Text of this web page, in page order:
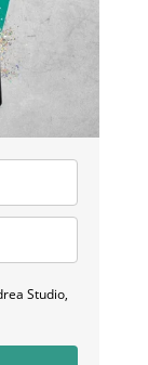
Studio,